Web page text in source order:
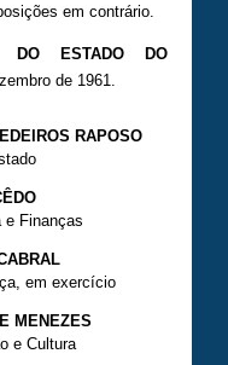
em contrário.
DO ESTADO DO
de 1961.
RAPOSO
e Finanças
em exercício
MENEZES
e Cultura